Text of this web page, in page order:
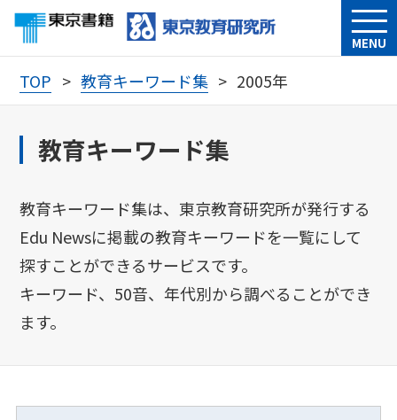
MENU
TOP 教育キーワード集 2005年
教育キーワード集
教育キーワード集は、東京教育研究所が発行する
Edu Newsに掲載の教育キーワードを一覧にして
探すことができるサービスです。
キーワード、50音、年代別から調べることができ
ます。